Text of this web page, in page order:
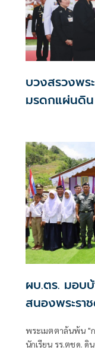
บวงสรวงพร
มรดกแผ่นดิน
ผบ.ตร. มอบ
สนองพระรา
พระเมตตาล้นพ้น "
นักเรียน รร.ตชด.